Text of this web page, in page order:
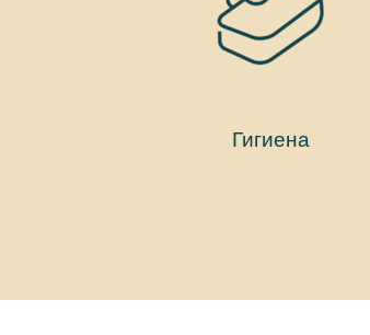
Гигиена